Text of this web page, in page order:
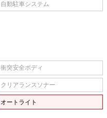
自動駐車システム
衝突安全ボディ
クリアランスソナー
オートライト